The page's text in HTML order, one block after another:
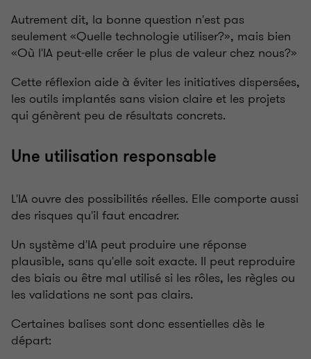
Autrement dit, la bonne question n'est pas
seulement «Quelle technologie utiliser?», mais bien
«Où l'IA peut-elle créer le plus de valeur chez nous?»
Cette réflexion aide à éviter les initiatives dispersées,
les outils implantés sans vision claire et les projets
qui génèrent peu de résultats concrets.
Une utilisation responsable
L'IA ouvre des possibilités réelles. Elle comporte aussi
des risques qu'il faut encadrer.
Un système d'IA peut produire une réponse
plausible, sans qu'elle soit exacte. Il peut reproduire
des biais ou être mal utilisé si les rôles, les règles ou
les validations ne sont pas clairs.
Certaines balises sont donc essentielles dès le
départ: